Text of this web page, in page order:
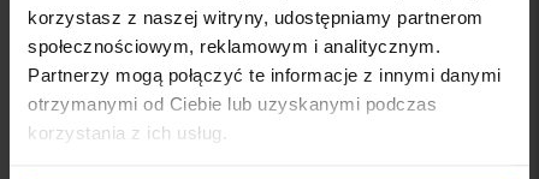
korzystasz z naszej witryny, udostępniamy partnerom
społecznościowym, reklamowym i analitycznym.
Partnerzy mogą połączyć te informacje z innymi danymi
otrzymanymi od Ciebie lub uzyskanymi podczas
korzystania z ich usług.
Volvo S60
Volvo S80
Volvo V70
Volvo V90